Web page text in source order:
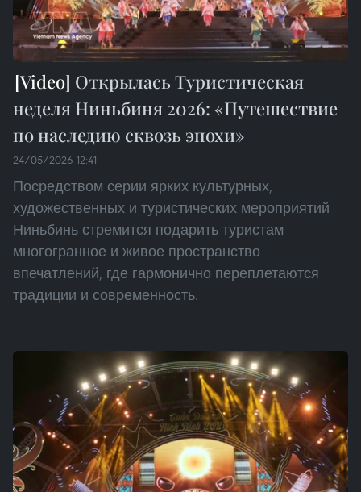
Открылась Туристическая
неделя Ниньбиня 2026: «Путешествие
по наследию сквозь эпохи»
24/05/2026 12:41
Посредством серии ярких культурных,
художественных и туристических мероприятий
Ниньбинь стремится подарить туристам
многогранное и живое пространство
впечатлений, где гармонично переплетаются
традиции и современность.